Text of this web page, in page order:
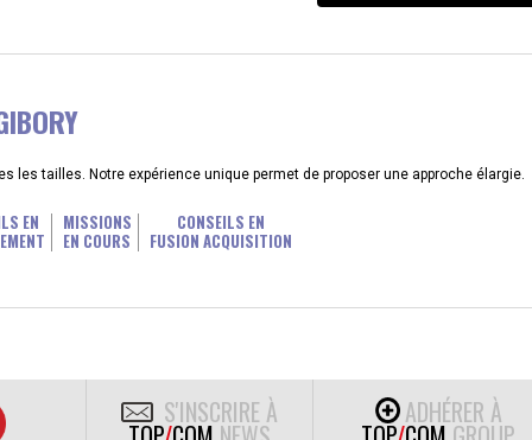
les tailles. Notre expérience unique permet de proposer une approche élargie.
EN
MISSIONS
EN COURS
CONSEILS EN
FUSION ACQUISITION
S'INSCRIRE À ADHÉRER À